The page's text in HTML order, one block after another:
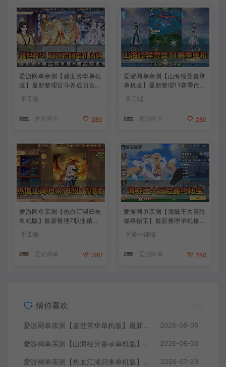
爱游网单亲测【盛世芳华单机
版】最新整理宫斗养成回合抽
一键端视频教学+linux手工外
手工端
爱游网单 280
爱游网单亲测【山海经异兽录
单机版】最新整理11赛季代金
模拟器手游 解压一键端 视频
手工端
爱游网单 280
爱游网单亲测【热血江湖归来
单机版】最新整理7职业精修
多项修复 带网页GM物品后台
代金券内购 虚拟机一键端视
手工端
爱游网单 280
爱游网单亲测【海贼王大冒险
最终秘宝】最新整理单机修复
版 带网页GM充值物品后台
回合制抽卡模拟器手游 虚拟
本教学
手游一键端
爱游网单 280
猜你喜欢
爱游网单亲测【盛世芳华单机版】最新整理宫斗养成回合抽卡多区跨服代金券内购虚拟机一键端视频教学+linux手工外网端文本教学 2026-08-06
爱游网单亲测【山海经异兽录单机版】最新整理11赛季代金券内购版 带GM物品充值后台 模拟器手游 解压一键端 视频安装教学+手工端文本教学 2026-08-03
爱游网单亲测【热血江湖归来单机版】最新整理7职业精修多项修复 带网页GM物品后台 代金券内购 虚拟机一键端视频安装教学+手工端文本教学 2026-07-23